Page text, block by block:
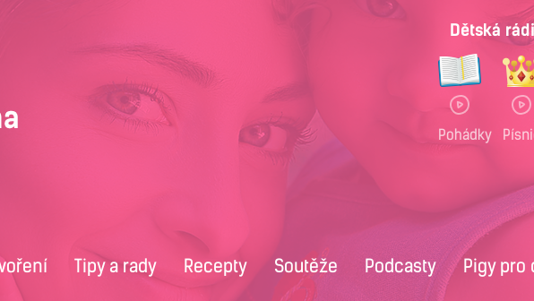
Dětská
Pohádky
Tipy a rady Recepty Soutěže Podcasty Pigy pro